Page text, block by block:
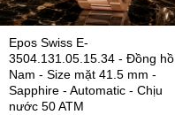
Epos Swiss E-
3504.131.05.15.34 - Đồng hồ
Nam - Size mặt 41.5 mm -
Sapphire - Automatic - Chịu
nước 50 ATM